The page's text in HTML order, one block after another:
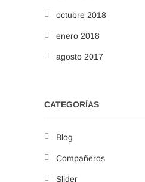
octubre 2018
enero 2018
agosto 2017
CATEGORÍAS
Blog
Compañeros
Slider